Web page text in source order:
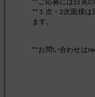
**１次・2次面接は
ます。
**お問い合わせは